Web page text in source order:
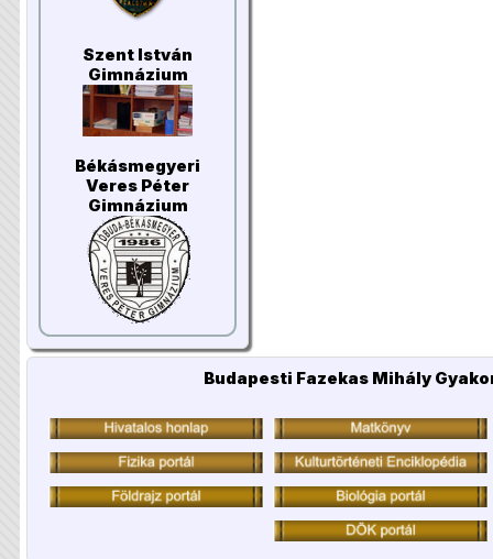
Szent István
Gimnázium
Békásmegyeri
Veres Péter
Gimnázium
Budapesti Fazekas Mihály